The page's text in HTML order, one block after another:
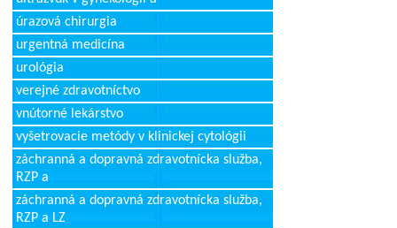
úrazová chirurgia
urgentná medicína
urológia
verejné zdravotníctvo
vnútorné lekárstvo
vyšetrovacie metódy v klinickej cytológii
záchranná a dopravná zdravotnícka služba,
RZP a
záchranná a dopravná zdravotnícka služba,
RZP a LZ